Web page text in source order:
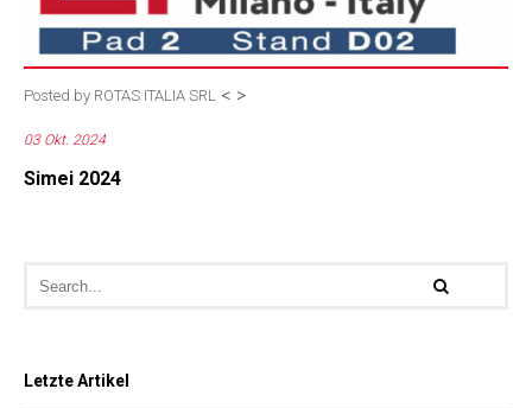
<
Posted by ROTAS ITALIA SRL >
03 Okt. 2024
Simei 2024
Letzte Artikel